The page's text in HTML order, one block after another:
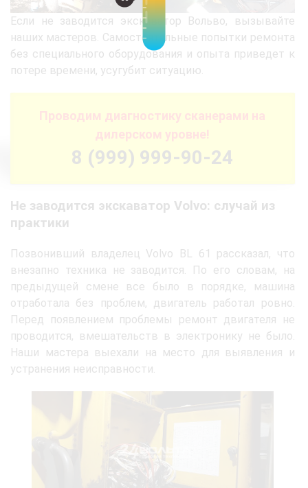
Если не заводится экскаватор Вольво, вызывайте
наших мастеров. Самостоятельные попытки ремонта
без специального оборудования и опыта приведет к
потере времени, усугубит ситуацию.
Проводим диагностику сканерами на
дилерском уровне!
8 (999) 999-90-24
Не заводится экскаватор Volvo: случай из
практики
Позвонивший владелец Volvo BL 61 рассказал, что
внезапно техника не заводится. По его словам, на
предыдущей смене все было в порядке, машина
отработала без проблем, двигатель работал ровно.
Перед появлением проблемы ремонт двигателя не
проводится, вмешательств в электронику не было.
Наши мастера выехали на место для выявления и
устранения неисправности.